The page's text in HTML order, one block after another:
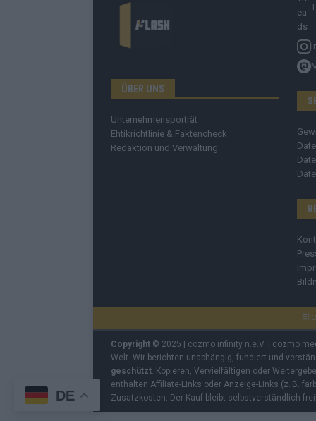
ÜBER UNS
Unternehmensporträt
Ehtikrichtlinie & Faktencheck
Redaktion und Verwaltung
Copyright © 2025 | cozmo infinity n.e.V. | cozmo
Welt. Wir berichten unabhängig, fundiert und
geschützt . Kopieren, Vervielfältigen oder
enthalten Affiliate-Links oder Anzeige-Links (z. B.
Zusatzkosten. Der Kauf bleibt selbstverständlich
DE